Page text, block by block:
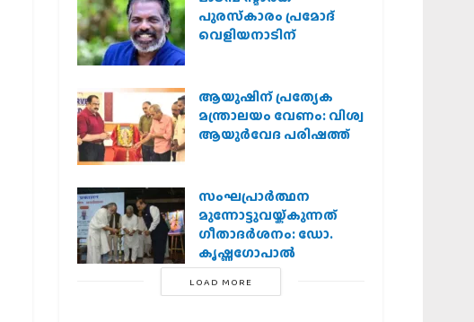
പുരസ്‌കാരം പ്രമോദ്
വെളിയനാടിന്
ആയുഷിന് പ്രത്യേക
മന്ത്രാലയം വേണം: വിശ്വ
ആയുര്‍വേദ പരിഷത്ത്
സംഘപ്രാര്‍ത്ഥന
മുന്നോട്ടുവയ്ക്കുന്നത്
ഗീതാദര്‍ശനം: ഡോ.
കൃഷ്ണഗോപാല്‍
LOAD MORE